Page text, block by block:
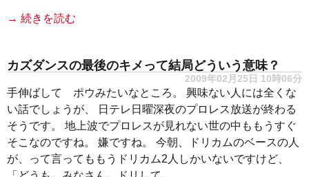
→ 続きを読む
カズダンスの最後のキメって結局どういう意味？
2009年02月25日 10時06分
手伸ばして ポウみたいなところ。 興味ない人には全くな
い話でしょうが、 日テレ日曜深夜のプロレス放送が終わる
そうです。 地上波でプロレスが見れない世の中ももうすぐ
そこなのですね。 嫌ですね。 今朝、ドリカムのベースの人
が、って言ってももうドリカム2人しかいないですけど、